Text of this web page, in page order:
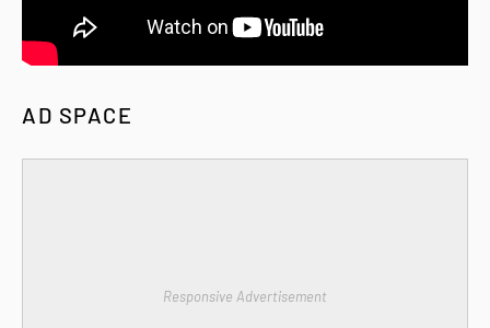
AD SPACE
Responsive Advertisement